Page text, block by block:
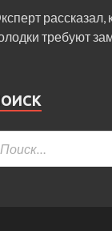
рассказал,
требуют